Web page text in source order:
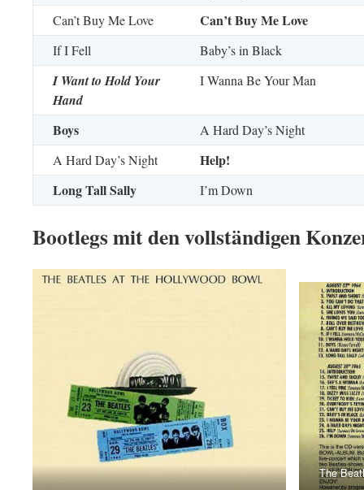
Can’t Buy Me Love
Can’t Buy Me Love
If I Fell Baby’s in Black
I Want to Hold Your
Hand
I Wanna Be Your Man
Boys
A Hard Day’s Night
A Hard Day’s Night
Help!
Long Tall Sally
I’m Down
Bootlegs mit den vollständigen
The